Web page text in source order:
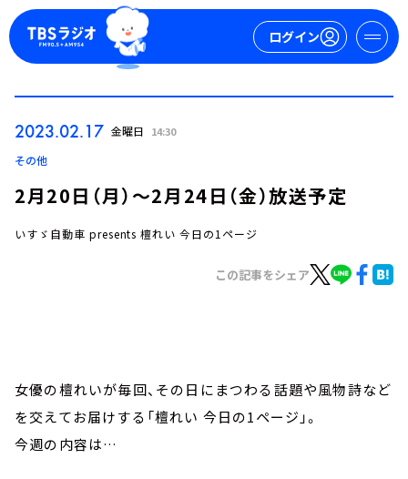
ログイン
TBS Podcast
お知らせ
イベント・グッズ
2023.02.17 金曜日 14:30
その他
2月20日（月）～2月24日（金）放送予定
いすゞ自動車 presents 檀れい 今日の1ページ
この記事をシェア
女優の檀れいが毎回、その日にまつわる話題や風物詩など
を交えてお届けする「檀れい 今日の1ページ」。
今週の内容は…